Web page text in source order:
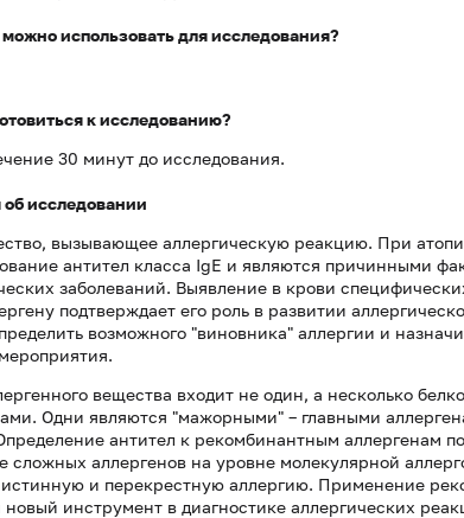
использовать для исследования?
к исследованию?
30 минут до исследования.
исследовании
вызывающее аллергическую реакцию. При
антител класса IgE и являются причинными
заболеваний. Выявление в крови
подтверждает его роль в развитии
возможного "виновника" аллергии и
вещества входит не один, а несколько
Одни являются "мажорными" – главными
антител к рекомбинантным аллергенам
сложных аллергенов на уровне молекулярной
и перекрестную аллергию. Применение
новый инструмент в диагностике аллергических